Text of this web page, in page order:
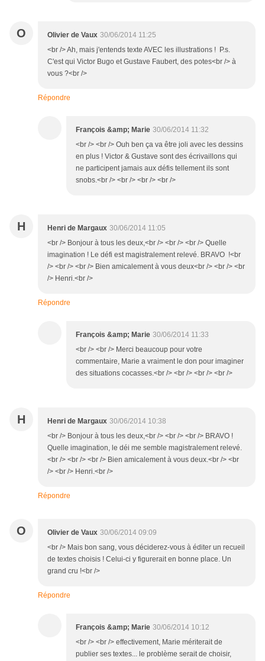
O Olivier de Vaux 30/06/2014 11:25
<br /> Ah, mais j'entends texte AVEC les illustrations ! P.s.
C'est qui Victor Bugo et Gustave Faubert, des potes<br /> à
vous ?<br />
Répondre
François &amp; Marie 30/06/2014 11:32
<br /> <br /> Ouh ben ça va être joli avec les dessins
en plus ! Victor & Gustave sont des écrivaillons qui
ne participent jamais aux défis tellement ils sont
snobs.<br /> <br /> <br /> <br />
H Henri de Margaux 30/06/2014 11:05
<br /> Bonjour à tous les deux,<br /> <br /> <br /> Quelle
imagination ! Le défi est magistralement relevé. BRAVO !<br
/> <br /> <br /> Bien amicalement à vous deux<br /> <br /> <br
/> Henri.<br />
Répondre
François &amp; Marie 30/06/2014 11:33
<br /> <br /> Merci beaucoup pour votre
commentaire, Marie a vraiment le don pour imaginer
des situations cocasses.<br /> <br /> <br /> <br />
H Henri de Margaux 30/06/2014 10:38
<br /> Bonjour à tous les deux,<br /> <br /> <br /> BRAVO !
Quelle imagination, le déi me semble magistralement relevé.
<br /> <br /> <br /> Bien amicalement à vous deux.<br /> <br
/> <br /> Henri.<br />
Répondre
O Olivier de Vaux 30/06/2014 09:09
<br /> Mais bon sang, vous déciderez-vous à éditer un recueil
de textes choisis ! Celui-ci y figurerait en bonne place. Un
grand cru !<br />
Répondre
François &amp; Marie 30/06/2014 10:12
<br /> <br /> effectivement, Marie mériterait de
publier ses textes... le problème serait de choisir,